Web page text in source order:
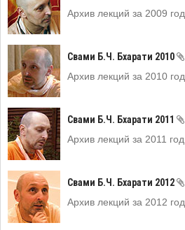
Архив лекций за 2009 год
Свами Б.Ч. Бхарати 2010
Архив лекций за 2010 год
Свами Б.Ч. Бхарати 2011
Архив лекций за 2011 год
Свами Б.Ч. Бхарати 2012
Архив лекций за 2012 год